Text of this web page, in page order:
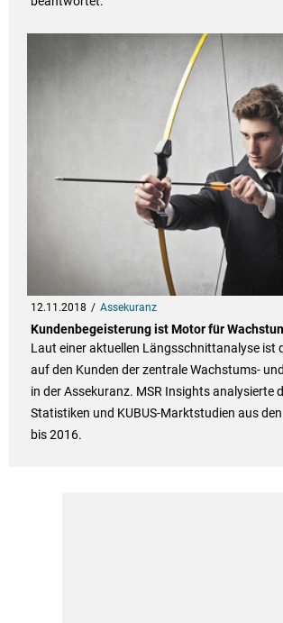
12.11.2018 Assekuranz
Kundenbegeisterung ist Motor für
Laut einer aktuellen Längsschnittanalyse ist
auf den Kunden der zentrale Wachstums-
in der Assekuranz. MSR Insights analysierte
Statistiken und KUBUS-Marktstudien aus
bis 2016.